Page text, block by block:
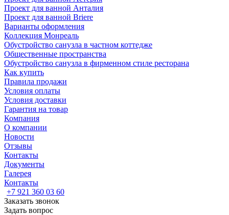
Проект для ванной Анталия
Проект для ванной Briere
Варианты оформления
Коллекция Монреаль
Обустройство санузла в частном коттедже
Общественные пространства
Обустройство санузла в фирменном стиле ресторана
Как купить
Правила продажи
Условия оплаты
Условия доставки
Гарантия на товар
Компания
О компании
Новости
Отзывы
Контакты
Документы
Галерея
Контакты
+7 921 360 03 60
Заказать звонок
Задать вопрос